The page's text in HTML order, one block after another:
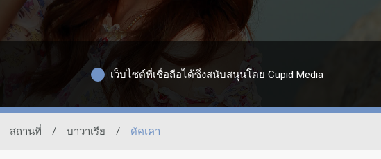
เว็บไซต์ที่เชื่อถือได้ซึ่งสนับสนุนโดย Cupid Media
สถานที่ / บาวาเรีย / ดัคเคา